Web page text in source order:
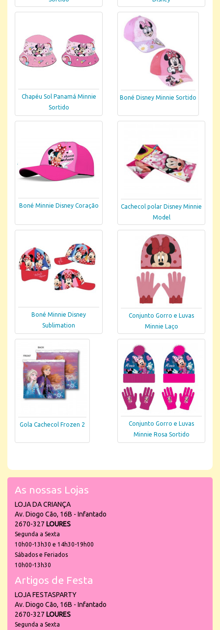
Chapéu Sol Panamá Minnie
Sortido
Boné Disney Minnie Sortido
Boné Minnie Disney Coração
Cachecol polar Disney Minnie
Model
Boné Minnie Disney
Sublimation
Conjunto Gorro e Luvas
Minnie Laço
Gola Cachecol Frozen 2
Conjunto Gorro e Luvas
Minnie Rosa Sortido
As nossas Lojas
LOJA DA CRIANÇA
Av. Diogo Cão, 16B - Infantado
2670-327 LOURES
Segunda a Sexta
10h00-13h30 e 14h30-19h00
Sábados e Feriados
10h00-13h30
Artigos de Festa
LOJA FESTASPARTY
Av. Diogo Cão, 16B - Infantado
2670-327 LOURES
Segunda a Sexta